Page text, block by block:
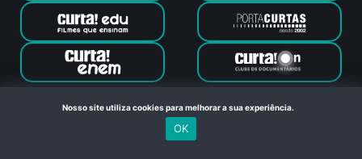
Canal Curta © 2024. Todos os direitos reservados. Feito com
no Rio de Janeiro
Nosso site utiliza cookies para melhorar a sua experiência.
OK